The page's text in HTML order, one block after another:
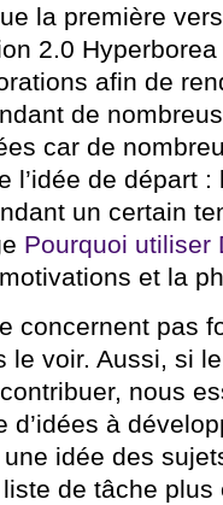
la première
2.0
afin de
de
car de
l’idée de départ
un certain
Pourquoi utiliser
et la
concernent pas
le voir. Aussi, si
nous
d’idées à
idée des
de tâche